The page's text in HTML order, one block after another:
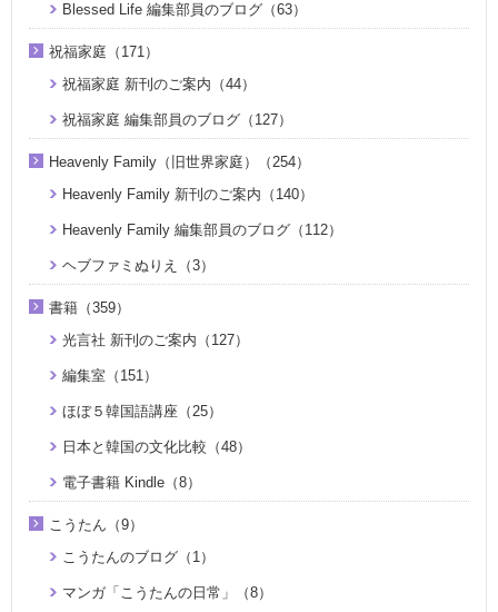
Blessed Life 編集部員のブログ（63）
祝福家庭（171）
祝福家庭 新刊のご案内（44）
祝福家庭 編集部員のブログ（127）
Heavenly Family（旧世界家庭）（254）
Heavenly Family 新刊のご案内（140）
Heavenly Family 編集部員のブログ（112）
ヘブファミぬりえ（3）
書籍（359）
光言社 新刊のご案内（127）
編集室（151）
ほぼ５韓国語講座（25）
日本と韓国の文化比較（48）
電子書籍 Kindle（8）
こうたん（9）
こうたんのブログ（1）
マンガ「こうたんの日常」（8）